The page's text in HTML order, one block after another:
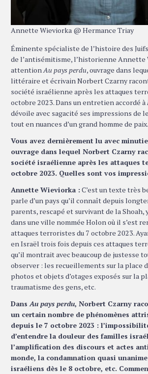
Annette Wieviorka @ Hermance Triay
Éminente spécialiste de l’histoire des
de l’antisémitisme, l’historienne Annette
attentionAu pays perdu, ouvrage dans
littéraire et écrivain Norbert Czarny
société israélienne après les attaques
octobre 2023. Dans un entretien accordé à
dévoile avec sagacité ses impressions de
tout en nuances d’un grand homme de paix.
Vous avez dernièrement lu avec
ouvrage dans lequel Norbert Czarny
société israélienne après les attaques
octobre 2023. Quelles sont vos
Annette Wieviorka : C’est un texte très
parle d’un pays qu’il connaît depuis
parents, rescapé et survivant de la Shoah,
dans une ville nommée Holon où il s’est
attaques terroristes du 7 octobre 2023.
en Israël trois fois depuis ces attaques
qu’il montrait avec beaucoup de justesse
observer : les recueillements sur la place
photos et objets d’otages exposés sur la
traumatisme des gens, etc.
DansAu pays perdu, Norbert Czarny
un certain nombre de phénomènes
depuis le 7 octobre 2023 :
d’entendre la douleur des familles
l’amplification des discours et actes
monde, la condamnation quasi
israéliens dès le 8 octobre, etc.